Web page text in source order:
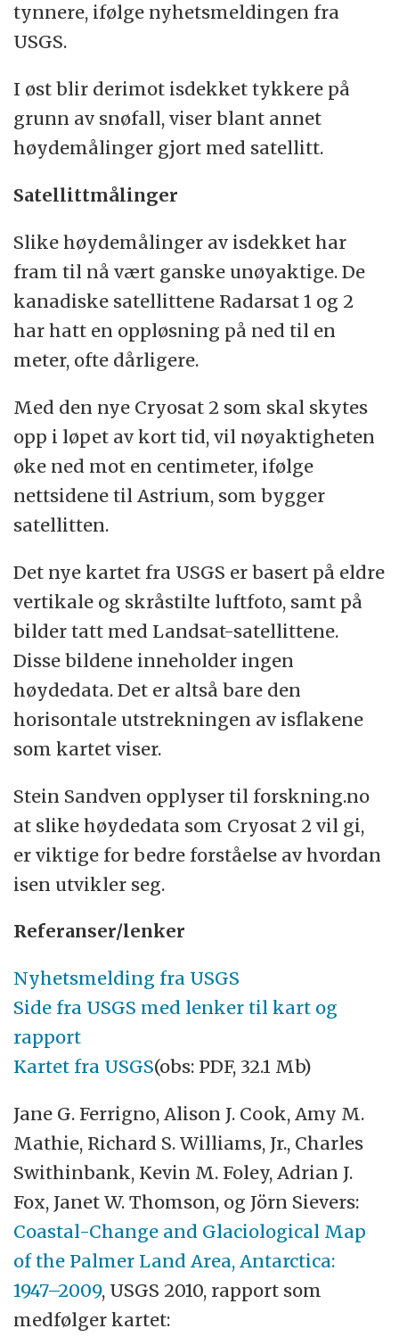
tynnere, ifølge nyhetsmeldingen fra
USGS.
I øst blir derimot isdekket tykkere på
grunn av snøfall, viser blant annet
høydemålinger gjort med satellitt.
Satellittmålinger
Slike høydemålinger av isdekket har
fram til nå vært ganske unøyaktige. De
kanadiske satellittene Radarsat 1 og 2
har hatt en oppløsning på ned til en
meter, ofte dårligere.
Med den nye Cryosat 2 som skal skytes
opp i løpet av kort tid, vil nøyaktigheten
øke ned mot en centimeter, ifølge
nettsidene til Astrium, som bygger
satellitten.
Det nye kartet fra USGS er basert på eldre
vertikale og skråstilte luftfoto, samt på
bilder tatt med Landsat-satellittene.
Disse bildene inneholder ingen
høydedata. Det er altså bare den
horisontale utstrekningen av isflakene
som kartet viser.
Stein Sandven opplyser til forskning.no
at slike høydedata som Cryosat 2 vil gi,
er viktige for bedre forståelse av hvordan
isen utvikler seg.
Referanser/lenker
Nyhetsmelding fra USGS
Side fra USGS med lenker til kart og
rapport
Kartet fra USGS(obs: PDF, 32.1 Mb)
Jane G. Ferrigno, Alison J. Cook, Amy M.
Mathie, Richard S. Williams, Jr., Charles
Swithinbank, Kevin M. Foley, Adrian J.
Fox, Janet W. Thomson, og Jörn Sievers:
Coastal-Change and Glaciological Map
of the Palmer Land Area, Antarctica:
1947–2009, USGS 2010, rapport som
medfølger kartet: